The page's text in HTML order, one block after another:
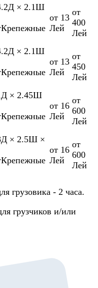
× 2.1Ш
Крепежные
от 13
Лей
от
400
Лей
× 2.1Ш
Крепежные
от 13
Лей
от
450
Лей
× 2.45Ш
Крепежные
от 16
Лей
от
600
Лей
× 2.5Ш ×
Крепежные
от 16
Лей
от
600
Лей
грузовика - 2 часа.
грузчиков и/или